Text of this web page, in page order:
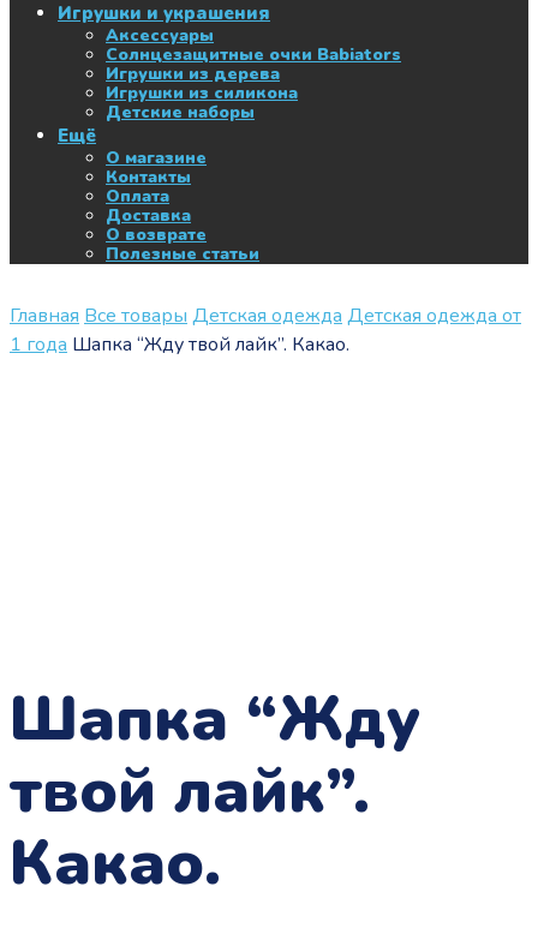
Игрушки и украшения
Аксессуары
Солнцезащитные очки Babiators
Игрушки из дерева
Игрушки из силикона
Детские наборы
Ещё
О магазине
Контакты
Оплата
Доставка
О возврате
Полезные статьи
Главная Все товары Детская одежда Детская одежда от
1 года Шапка “Жду твой лайк”. Какао.
Шапка “Жду
твой лайк”.
Какао.